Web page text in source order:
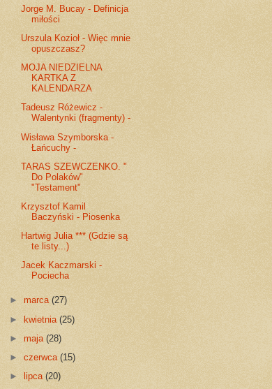
Jorge M. Bucay - Definicja
miłości
Urszula Kozioł - Więc mnie
opuszczasz?
MOJA NIEDZIELNA
KARTKA Z
KALENDARZA
Tadeusz Różewicz -
Walentynki (fragmenty) -
Wisława Szymborska -
Łańcuchy -
TARAS SZEWCZENKO. "
Do Polaków"
"Testament"
Krzysztof Kamil
Baczyński - Piosenka
Hartwig Julia *** (Gdzie są
te listy...)
Jacek Kaczmarski -
Pociecha
►marca(27)
►kwietnia(25)
►maja(28)
►czerwca(15)
►
lipca(20)